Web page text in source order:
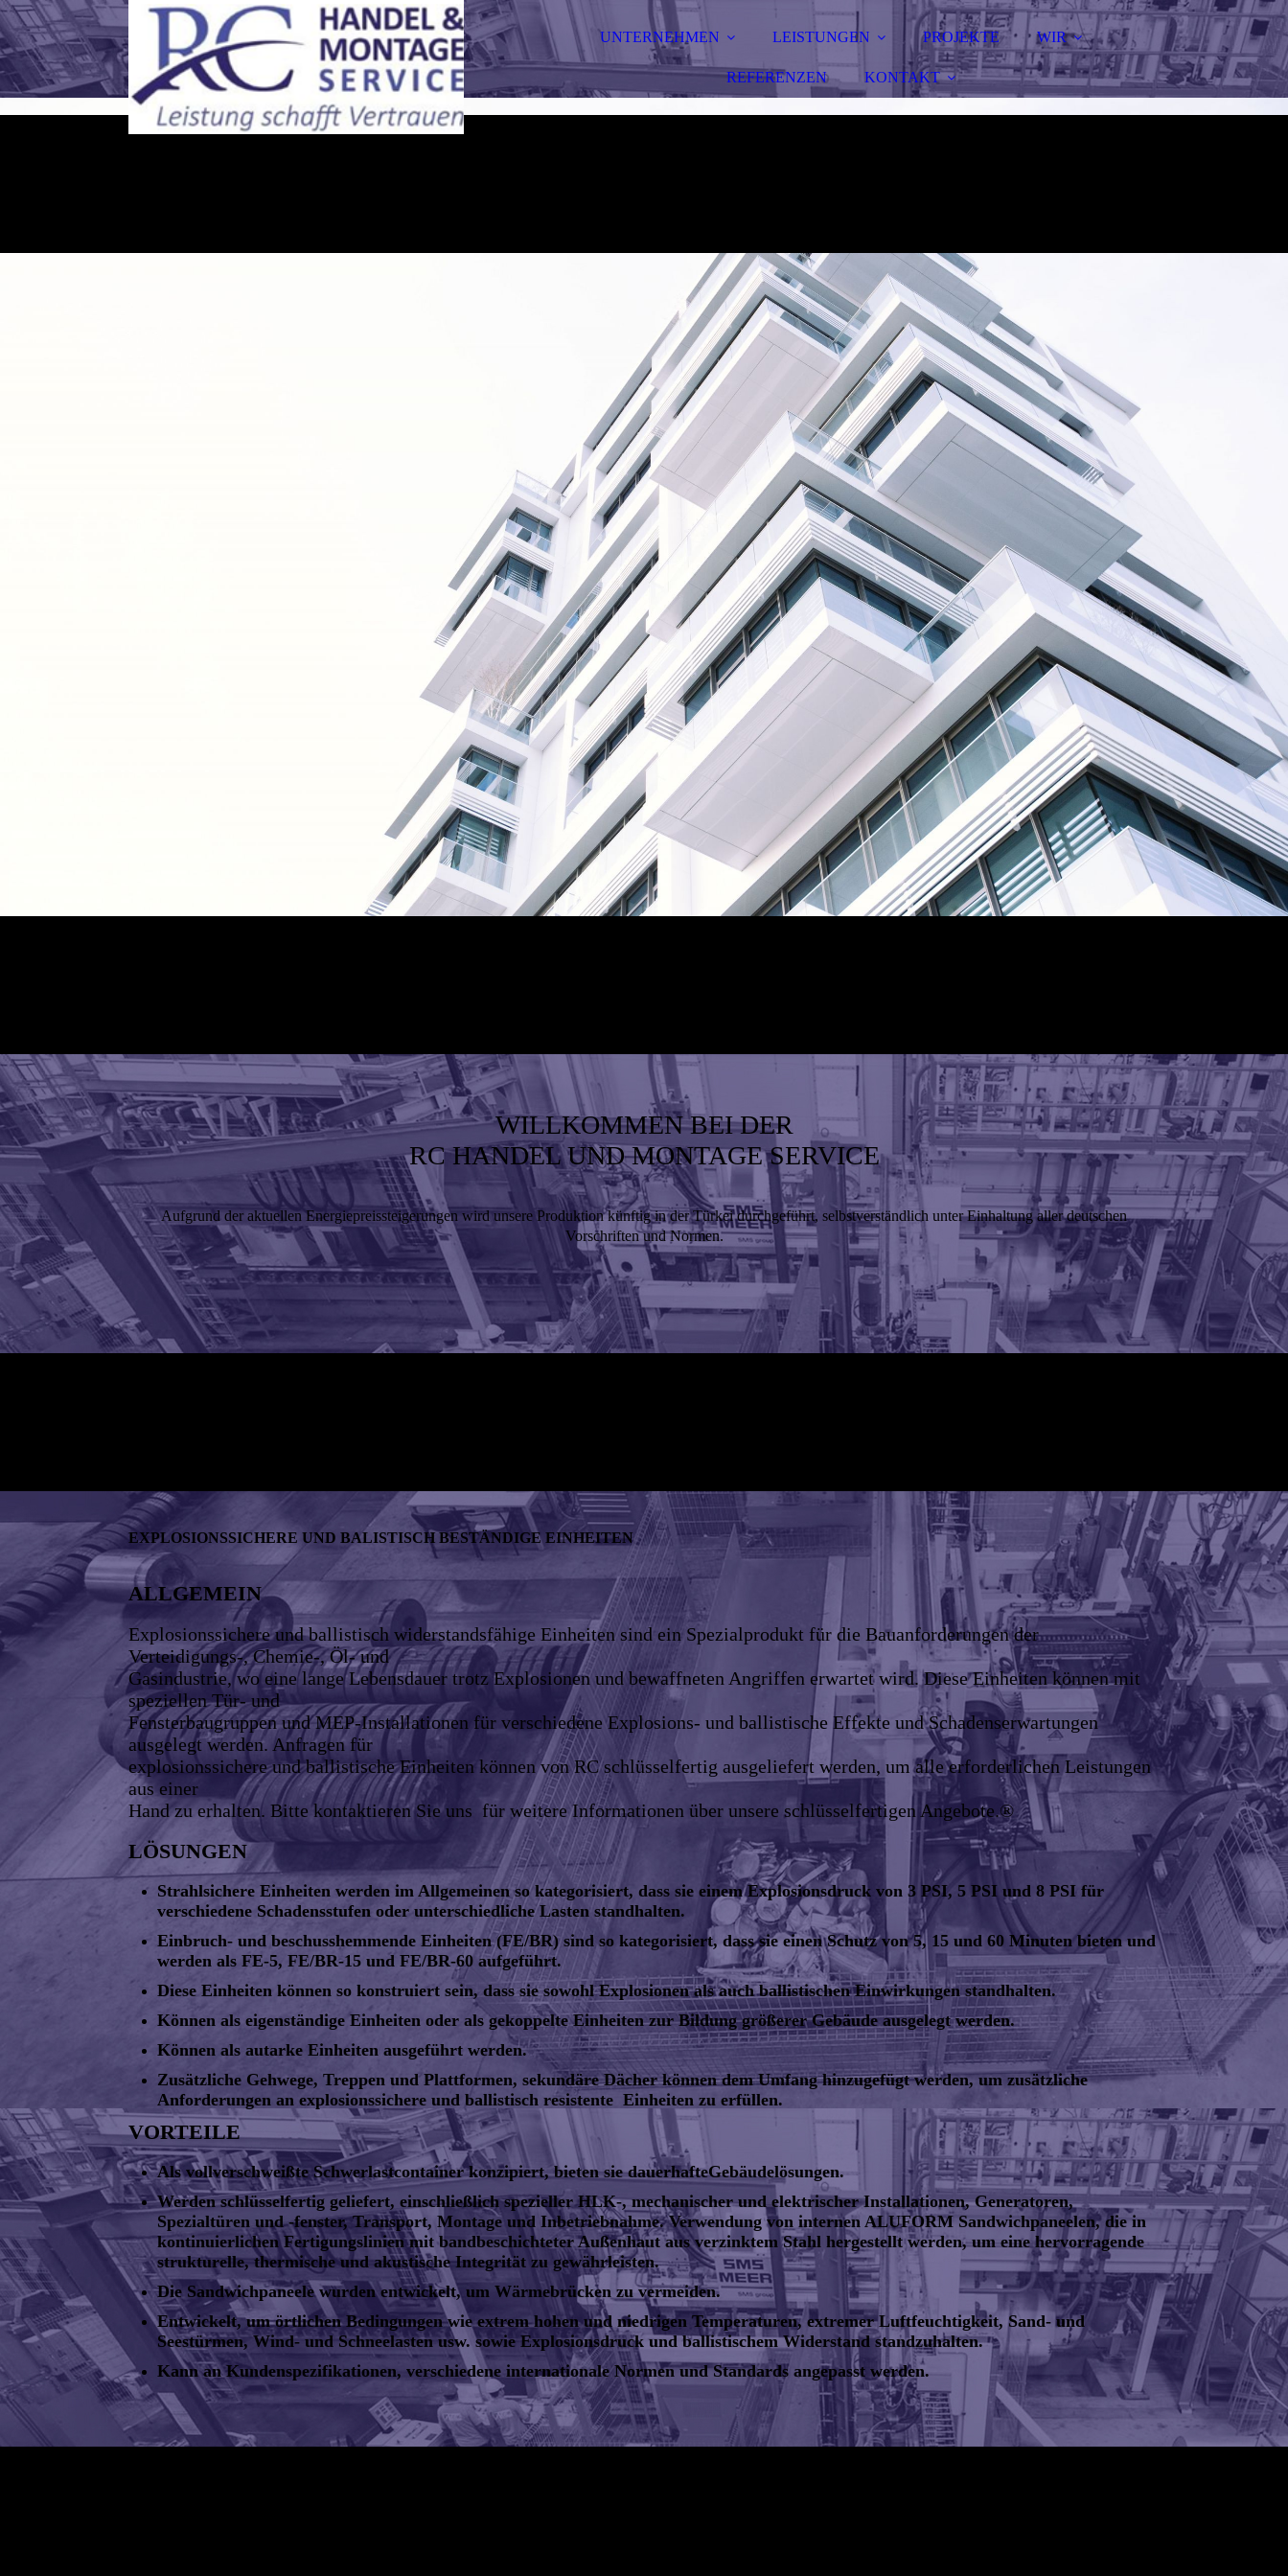
UNTERNEHMEN LEISTUNGEN PROJEKTE WIR
REFERENZEN KONTAKT
WILLKOMMEN BEI DER
RC HANDEL UND MONTAGE SERVICE
Aufgrund der aktuellen Energiepreissteigerungen wird unsere Produktion künftig in der Türkei durchgeführt, selbstverständlich unter Einhaltung aller deutschen
Vorschriften und Normen.
EXPLOSIONSSICHERE UND BALISTISCH BESTÄNDIGE EINHEITEN
ALLGEMEIN
Explosionssichere und ballistisch widerstandsfähige Einheiten sind ein Spezialprodukt für die Bauanforderungen der
Verteidigungs-, Chemie-, Öl- und
Gasindustrie, wo eine lange Lebensdauer trotz Explosionen und bewaffneten Angriffen erwartet wird. Diese Einheiten können mit
speziellen Tür- und
Fensterbaugruppen und MEP-Installationen für verschiedene Explosions- und ballistische Effekte und Schadenserwartungen
ausgelegt werden. Anfragen für
explosionssichere und ballistische Einheiten können von RC schlüsselfertig ausgeliefert werden, um alle erforderlichen Leistungen
aus einer
Hand zu erhalten. Bitte kontaktieren Sie uns für weitere Informationen über unsere schlüsselfertigen Angebote.®
LÖSUNGEN
Strahlsichere Einheiten werden im Allgemeinen so kategorisiert, dass sie einem Explosionsdruck von 3 PSI, 5 PSI und 8 PSI für
verschiedene Schadensstufen oder unterschiedliche Lasten standhalten.
Einbruch- und beschusshemmende Einheiten (FE/BR) sind so kategorisiert, dass sie einen Schutz von 5, 15 und 60 Minuten bieten und
werden als FE-5, FE/BR-15 und FE/BR-60 aufgeführt.
Diese Einheiten können so konstruiert sein, dass sie sowohl Explosionen als auch ballistischen Einwirkungen standhalten.
Können als eigenständige Einheiten oder als gekoppelte Einheiten zur Bildung größerer Gebäude ausgelegt werden.
Können als autarke Einheiten ausgeführt werden.
Zusätzliche Gehwege, Treppen und Plattformen, sekundäre Dächer können dem Umfang hinzugefügt werden, um zusätzliche
Anforderungen an explosionssichere und ballistisch resistente Einheiten zu erfüllen.
VORTEILE
Als vollverschweißte Schwerlastcontainer konzipiert, bieten sie dauerhafteGebäudelösungen.
Werden schlüsselfertig geliefert, einschließlich spezieller HLK-, mechanischer und elektrischer Installationen, Generatoren,
Spezialtüren und -fenster, Transport, Montage und Inbetriebnahme. Verwendung von internen ALUFORM Sandwichpaneelen, die in
kontinuierlichen Fertigungslinien mit bandbeschichteter Außenhaut aus verzinktem Stahl hergestellt werden, um eine hervorragende
strukturelle, thermische und akustische Integrität zu gewährleisten.
Die Sandwichpaneele wurden entwickelt, um Wärmebrücken zu vermeiden.
Entwickelt, um örtlichen Bedingungen wie extrem hohen und niedrigen Temperaturen, extremer Luftfeuchtigkeit, Sand- und
Seestürmen, Wind- und Schneelasten usw. sowie Explosionsdruck und ballistischem Widerstand standzuhalten.
Kann an Kundenspezifikationen, verschiedene internationale Normen und Standards angepasst werden.